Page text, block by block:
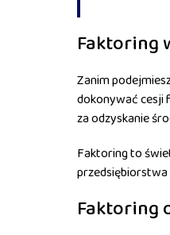
Faktoring
Zanim
dokonywać cesji
za odzyskanie
Faktoring to
przedsiębiorstwa
Faktoring